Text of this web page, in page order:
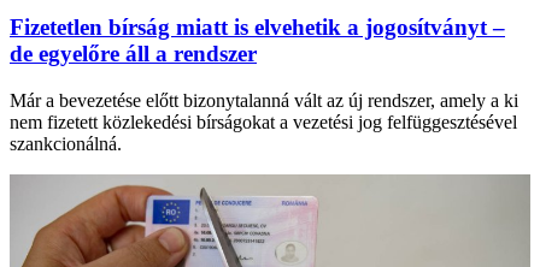
Fizetetlen bírság miatt is elvehetik a jogosítványt –
de egyelőre áll a rendszer
Már a bevezetése előtt bizonytalanná vált az új rendszer, amely a ki
nem fizetett közlekedési bírságokat a vezetési jog felfüggesztésével
szankcionálná.